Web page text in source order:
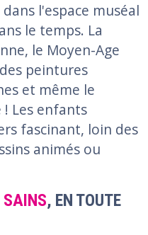
l'espace muséal
le temps. La
le Moyen-Age
peintures
et même le
Les enfants
fascinant, loin des
animés ou
SAINS, EN TOUTE